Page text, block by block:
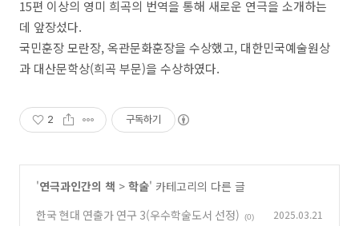
15편 이상의 영미 희곡의 번역을 통해 새로운 연극을 소개하는
데 앞장섰다.
국민훈장 모란장,옥관문화훈장을 수상했고, 대한민국예술원상
과 대산문학상(희곡 부문)을 수상하였다.
2 구독하기
'연극과인간의 책 > 학술' 카테고리의 다른 글
한국 현대 연출가 연구 3(우수학술도서 선정)
(0) 2025.03.21